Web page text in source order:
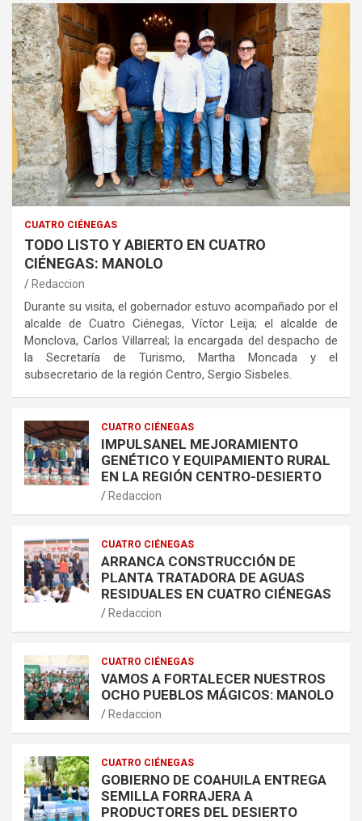
CUATRO CIÉNEGAS
TODO LISTO Y ABIERTO EN CUATRO
CIÉNEGAS: MANOLO
Redaccion
Durante su visita, el gobernador estuvo acompañado por el
alcalde de Cuatro Ciénegas, Víctor Leija; el alcalde de
Monclova, Carlos Villarreal; la encargada del despacho de
la Secretaría de Turismo, Martha Moncada y el
subsecretario de la región Centro, Sergio Sisbeles.
CUATRO CIÉNEGAS
IMPULSANEL MEJORAMIENTO
GENÉTICO Y EQUIPAMIENTO RURAL
EN LA REGIÓN CENTRO-DESIERTO
Redaccion
CUATRO CIÉNEGAS
ARRANCA CONSTRUCCIÓN DE
PLANTA TRATADORA DE AGUAS
RESIDUALES EN CUATRO CIÉNEGAS
Redaccion
CUATRO CIÉNEGAS
VAMOS A FORTALECER NUESTROS
OCHO PUEBLOS MÁGICOS: MANOLO
Redaccion
CUATRO CIÉNEGAS
GOBIERNO DE COAHUILA ENTREGA
SEMILLA FORRAJERA A
PRODUCTORES DEL DESIERTO